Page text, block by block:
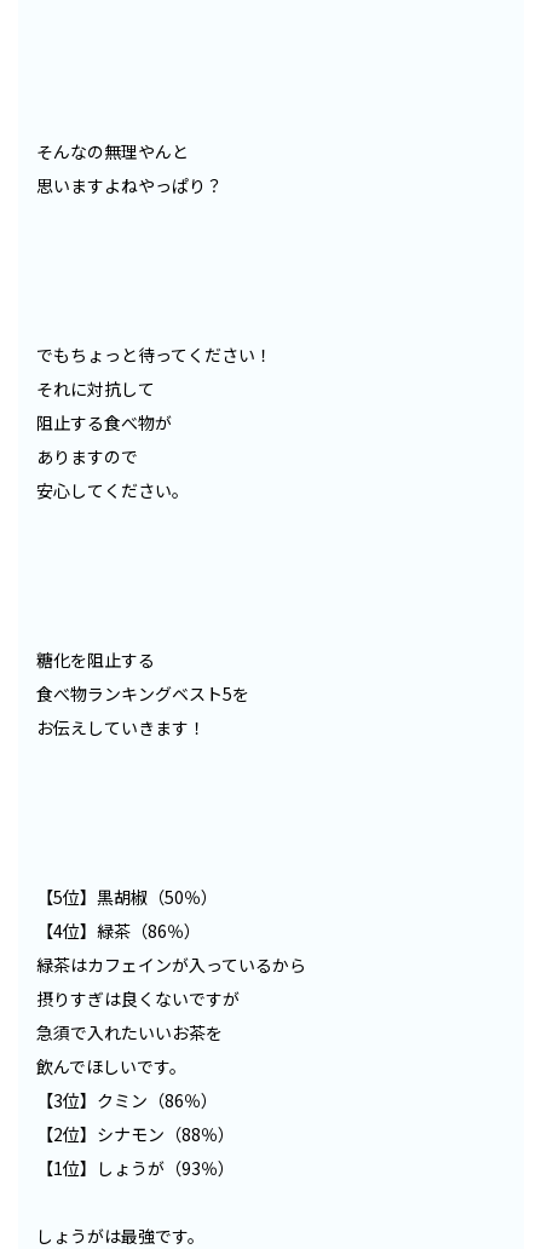
そんなの無理やんと
思いますよねやっぱり？
でもちょっと待ってください！
それに対抗して
阻止する食べ物が
ありますので
安心してください。
糖化を阻止する
食べ物ランキングベスト5を
お伝えしていきます！
【5位】黒胡椒（50％）
【4位】緑茶（86％）
緑茶はカフェインが入っているから
摂りすぎは良くないですが
急須で入れたいいお茶を
飲んでほしいです。
【3位】クミン（86％）
【2位】シナモン（88％）
【1位】しょうが（93％）
しょうがは最強です。